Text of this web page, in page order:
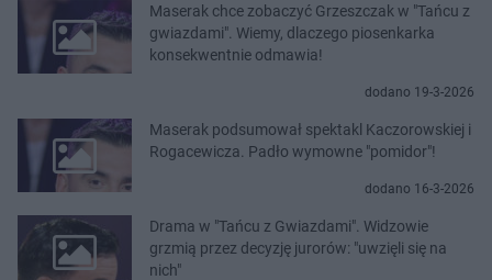
Maserak chce zobaczyć Grzeszczak w "Tańcu z
gwiazdami". Wiemy, dlaczego piosenkarka
konsekwentnie odmawia!
dodano 19-3-2026
Maserak podsumował spektakl Kaczorowskiej i
Rogacewicza. Padło wymowne "pomidor"!
dodano 16-3-2026
Drama w "Tańcu z Gwiazdami". Widzowie
grzmią przez decyzję jurorów: "uwzięli się na
nich"